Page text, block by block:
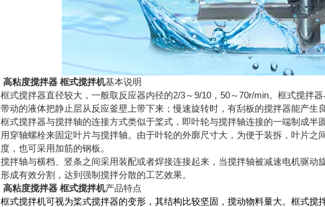
高粘度搅拌器 框式搅拌机基本说明
框式搅拌器直径较大，一般取反应器内径的2/3～9/10，50～70r/min。框式搅拌
带动的液体把静止层从反应釜壁上带下来；慢速旋转时，有刮板的搅拌器能产生
框式搅拌器与搅拌轴的连接方式类似于桨式，即叶轮与搅拌轴连接的一端制成
用穿轴螺栓来固定叶片与搅拌轴。由于叶轮的外廓尺寸大，为便于装拆，叶片
度，也可采用加筋的钢板。
搅拌轴与横档、竖条之间采用装配或者焊接连接起来，当搅拌轴被减速电机驱
形成有效分割，达到强制搅拌分散的工艺效果。
高粘度搅拌器 框式搅拌机产品特点
框式搅拌机可视为桨式搅拌器的变形，其结构比较坚固，搅动物料量大。框式